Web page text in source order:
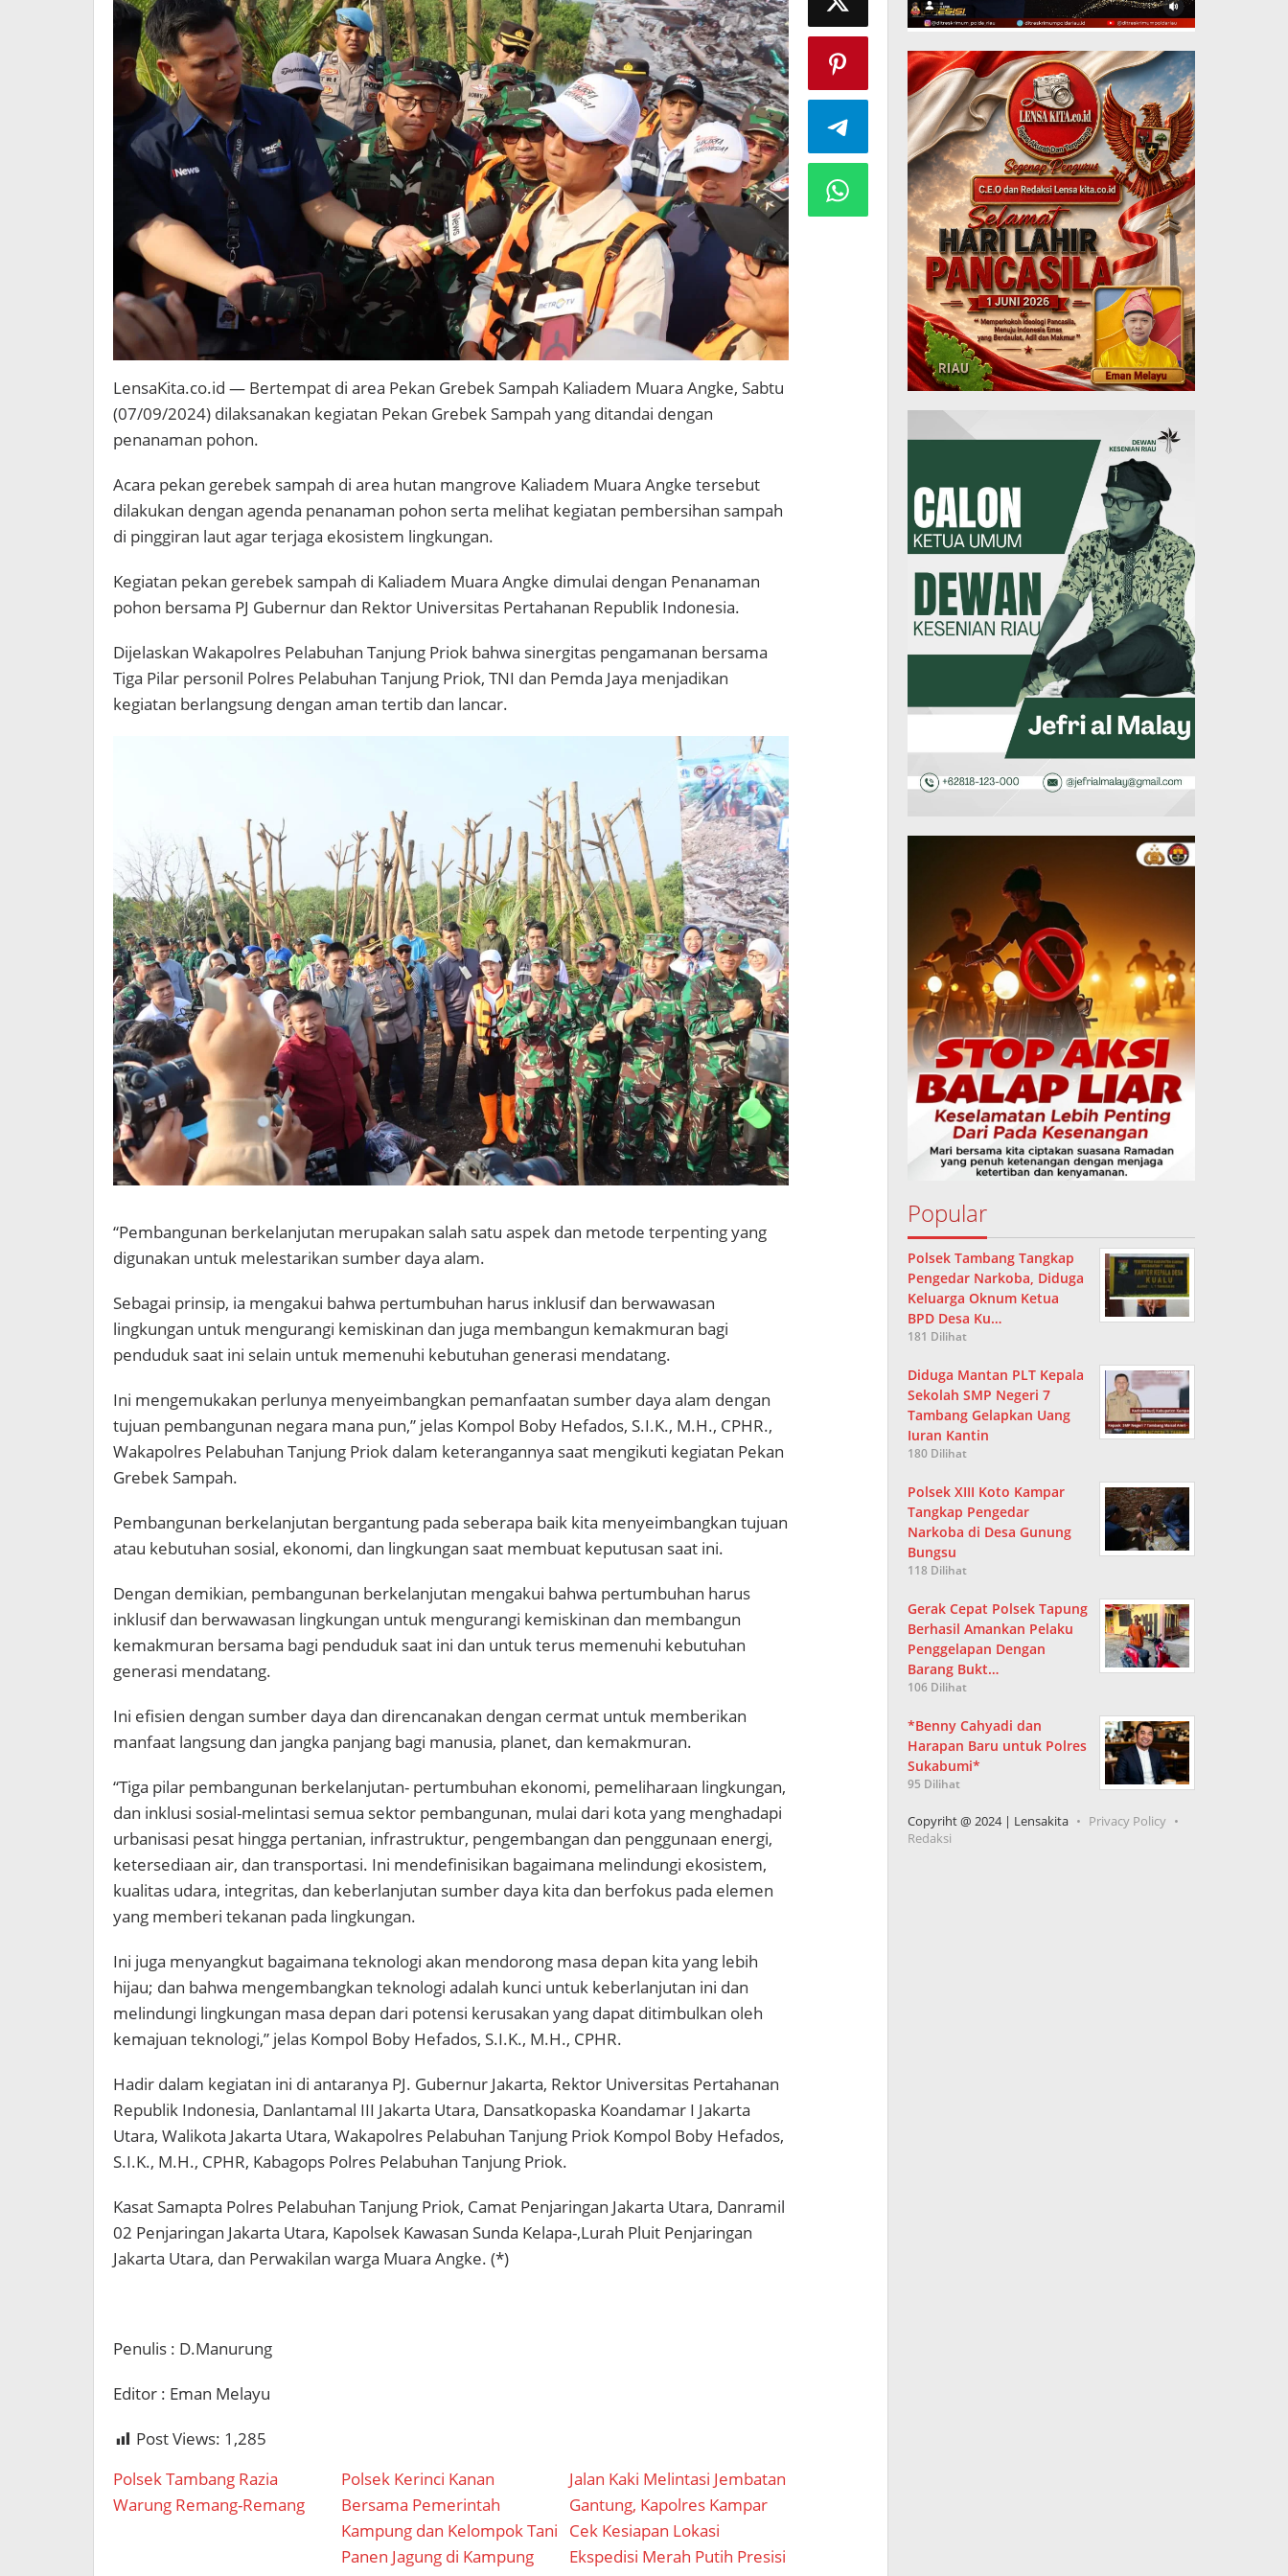
LensaKita.co.id — Bertempat di area Pekan Grebek Sampah Kaliadem Muara Angke, Sabtu
(07/09/2024) dilaksanakan kegiatan Pekan Grebek Sampah yang ditandai dengan
penanaman pohon.
Acara pekan gerebek sampah di area hutan mangrove Kaliadem Muara Angke tersebut
dilakukan dengan agenda penanaman pohon serta melihat kegiatan pembersihan sampah
di pinggiran laut agar terjaga ekosistem lingkungan.
Kegiatan pekan gerebek sampah di Kaliadem Muara Angke dimulai dengan Penanaman
pohon bersama PJ Gubernur dan Rektor Universitas Pertahanan Republik Indonesia.
Dijelaskan Wakapolres Pelabuhan Tanjung Priok bahwa sinergitas pengamanan bersama
Tiga Pilar personil Polres Pelabuhan Tanjung Priok, TNI dan Pemda Jaya menjadikan
kegiatan berlangsung dengan aman tertib dan lancar.
“Pembangunan berkelanjutan merupakan salah satu aspek dan metode terpenting yang
digunakan untuk melestarikan sumber daya alam.
Sebagai prinsip, ia mengakui bahwa pertumbuhan harus inklusif dan berwawasan
lingkungan untuk mengurangi kemiskinan dan juga membangun kemakmuran bagi
penduduk saat ini selain untuk memenuhi kebutuhan generasi mendatang.
Ini mengemukakan perlunya menyeimbangkan pemanfaatan sumber daya alam dengan
tujuan pembangunan negara mana pun,” jelas Kompol Boby Hefados, S.I.K., M.H., CPHR.,
Wakapolres Pelabuhan Tanjung Priok dalam keterangannya saat mengikuti kegiatan Pekan
Grebek Sampah.
Pembangunan berkelanjutan bergantung pada seberapa baik kita menyeimbangkan tujuan
atau kebutuhan sosial, ekonomi, dan lingkungan saat membuat keputusan saat ini.
Dengan demikian, pembangunan berkelanjutan mengakui bahwa pertumbuhan harus
inklusif dan berwawasan lingkungan untuk mengurangi kemiskinan dan membangun
kemakmuran bersama bagi penduduk saat ini dan untuk terus memenuhi kebutuhan
generasi mendatang.
Ini efisien dengan sumber daya dan direncanakan dengan cermat untuk memberikan
manfaat langsung dan jangka panjang bagi manusia, planet, dan kemakmuran.
“Tiga pilar pembangunan berkelanjutan- pertumbuhan ekonomi, pemeliharaan lingkungan,
dan inklusi sosial-melintasi semua sektor pembangunan, mulai dari kota yang menghadapi
urbanisasi pesat hingga pertanian, infrastruktur, pengembangan dan penggunaan energi,
ketersediaan air, dan transportasi. Ini mendefinisikan bagaimana melindungi ekosistem,
kualitas udara, integritas, dan keberlanjutan sumber daya kita dan berfokus pada elemen
yang memberi tekanan pada lingkungan.
Ini juga menyangkut bagaimana teknologi akan mendorong masa depan kita yang lebih
hijau; dan bahwa mengembangkan teknologi adalah kunci untuk keberlanjutan ini dan
melindungi lingkungan masa depan dari potensi kerusakan yang dapat ditimbulkan oleh
kemajuan teknologi,” jelas Kompol Boby Hefados, S.I.K., M.H., CPHR.
Hadir dalam kegiatan ini di antaranya PJ. Gubernur Jakarta, Rektor Universitas Pertahanan
Republik Indonesia, Danlantamal III Jakarta Utara, Dansatkopaska Koandamar I Jakarta
Utara, Walikota Jakarta Utara, Wakapolres Pelabuhan Tanjung Priok Kompol Boby Hefados,
S.I.K., M.H., CPHR, Kabagops Polres Pelabuhan Tanjung Priok.
Kasat Samapta Polres Pelabuhan Tanjung Priok, Camat Penjaringan Jakarta Utara, Danramil
02 Penjaringan Jakarta Utara, Kapolsek Kawasan Sunda Kelapa-,Lurah Pluit Penjaringan
Jakarta Utara, dan Perwakilan warga Muara Angke. (*)
Penulis : D.Manurung
Editor : Eman Melayu
Post Views: 1,285
Polsek Tambang Razia
Warung Remang-Remang
Polsek Kerinci Kanan
Bersama Pemerintah
Kampung dan Kelompok Tani
Panen Jagung di Kampung
Jalan Kaki Melintasi Jembatan
Gantung, Kapolres Kampar
Cek Kesiapan Lokasi
Ekspedisi Merah Putih Presisi
Popular
Polsek Tambang Tangkap
Pengedar Narkoba, Diduga
Keluarga Oknum Ketua
BPD Desa Ku…
181 Dilihat
Diduga Mantan PLT Kepala
Sekolah SMP Negeri 7
Tambang Gelapkan Uang
Iuran Kantin
180 Dilihat
Polsek XIII Koto Kampar
Tangkap Pengedar
Narkoba di Desa Gunung
Bungsu
118 Dilihat
Gerak Cepat Polsek Tapung
Berhasil Amankan Pelaku
Penggelapan Dengan
Barang Bukt…
106 Dilihat
*Benny Cahyadi dan
Harapan Baru untuk Polres
Sukabumi*
95 Dilihat
Copyriht @ 2024 | Lensakita
Privacy Policy
Redaksi